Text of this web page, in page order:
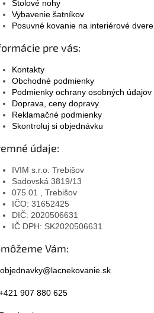
Stolové nohy
Vybavenie šatníkov
Posuvné kovanie na interiérové dvere
pre vás:
Kontakty
Obchodné podmienky
Podmienky ochrany osobných údajov
Doprava, ceny dopravy
Reklamačné podmienky
Skontroluj si objednávku
údaje:
IVIM s.r.o. Trebišov
Sadovská 3819/13
075 01 , Trebišov
IČO: 31652425
DIČ: 2020506631
IČ DPH: SK2020506631
Vám:
objednavky@lacnekovanie.sk
907 880 625